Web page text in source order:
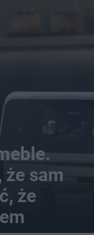
że sam
że